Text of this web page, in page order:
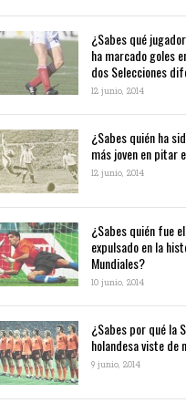
¿Sabes qué
ha marcado goles
dos Selecciones
12 junio, 2014
¿Sabes quién ha
más joven en pitar
12 junio, 2014
¿Sabes quién fue
expulsado en la
Mundiales?
10 junio, 2014
​¿Sabes por qué la
holandesa viste de
9 junio, 2014